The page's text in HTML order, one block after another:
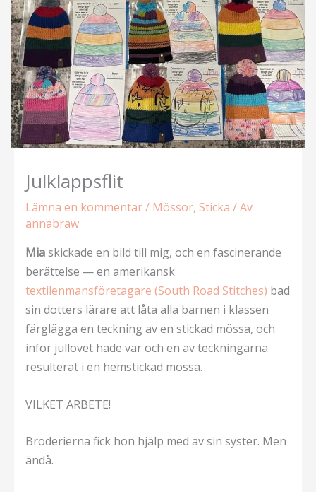
Julklappsflit
Lämna en kommentar/ Mössor, Sticka / Av
annabraw
Miaskickade en bild till mig, och en fascinerande
berättelse — en amerikansk
textilenmansföretagare (South Road Stitches) bad
sin dotters lärare att låta alla barnen i klassen
färglägga en teckning av en stickad mössa, och
inför jullovet hade var och en av teckningarna
resulterat i en hemstickad mössa.
VILKET ARBETE!
Broderierna fick hon hjälp med av sin syster. Men
ändå.